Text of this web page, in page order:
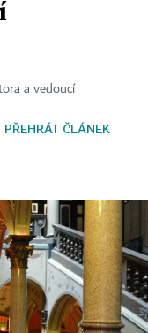
a vedoucí
PŘEHRÁT ČLÁNEK